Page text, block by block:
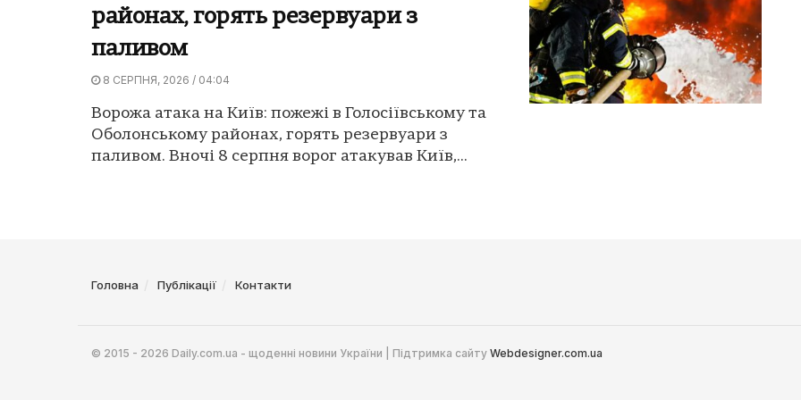
районах, горять резервуари з
паливом
8 СЕРПНЯ, 2026 / 04:04
Ворожа атака на Київ: пожежі в Голосіївському та
Оболонському районах, горять резервуари з
паливом. Вночі 8 серпня ворог атакував Київ,...
Головна Публікації Контакти
© 2015 - 2026 Daily.com.ua - щоденні новини України | Підтримка сайту Webdesigner.com.ua